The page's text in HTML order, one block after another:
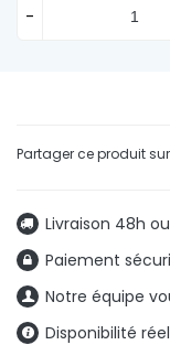
Livraison 48h
Paiement
Notre équipe
Disponibilité
-